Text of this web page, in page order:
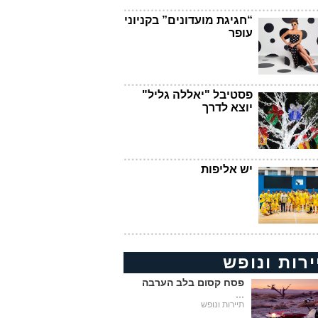
“חגיגת מועדונים” בקניוני
עופר
פסטיבל "יאללה גליל"
יוצא לדרך
יש אליפות
ונופש
פסח קסום בלב הערבה
תיירות ונופש